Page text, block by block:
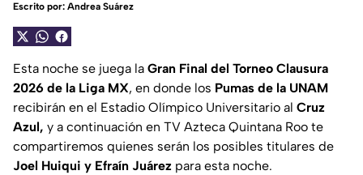
Escrito por: Andrea Suárez
Esta noche se juega la Gran Final del Torneo Clausura
2026 de la Liga MX, en donde los Pumas de la UNAM
recibirán en el Estadio Olímpico Universitario al Cruz
Azul, y a continuación en TV Azteca Quintana Roo te
compartiremos quienes serán los posibles titulares de
Joel Huiqui y Efraín Juárez para esta noche.